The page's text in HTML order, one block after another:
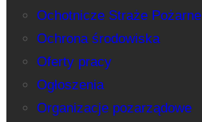
Ochotnicze Straże Pożarne
Ochrona środowiska
Oferty pracy
Ogłoszenia
Organizacje pozarządowe